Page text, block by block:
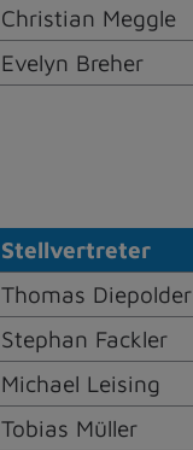
Christian Meggle
Evelyn Breher
Stellvertreter
Thomas Diepolder
Stephan Fackler
Michael Leising
Tobias Müller